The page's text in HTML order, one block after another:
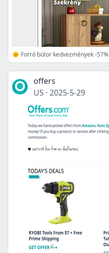
🌞 Forró bútor kedvezmények -57%
offers
US · 2025-5-29